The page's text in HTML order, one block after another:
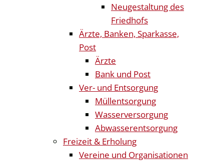
Neugestaltung des
Friedhofs
Ärzte, Banken, Sparkasse,
Post
Ärzte
Bank und Post
Ver- und Entsorgung
Müllentsorgung
Wasserversorgung
Abwasserentsorgung
Freizeit & Erholung
Vereine und Organisationen